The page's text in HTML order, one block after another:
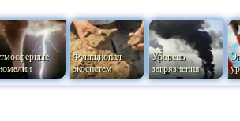
Функционал
экосистем
Уровень
загрязнения